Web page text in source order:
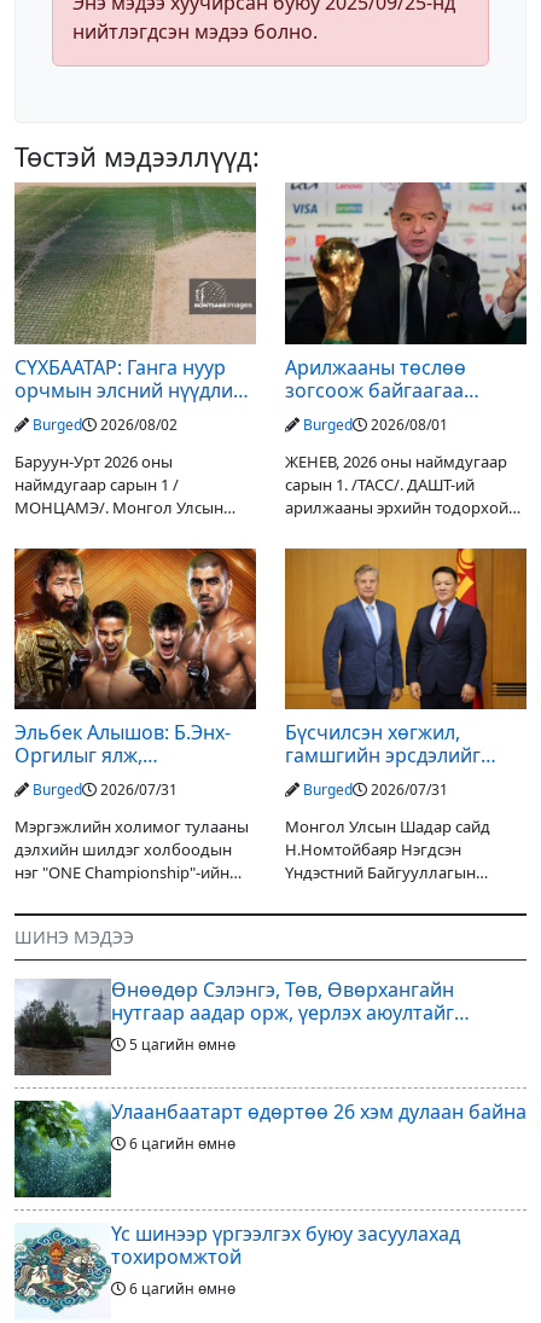
нийтлэгдсэн мэдээ болно.
Төстэй мэдээллүүд:
СҮХБААТАР: Ганга нуур
орчмын элсний нүүдлийг
зогсоох туршилтын ажил
үр дүнгээ өгч эхэлжээ
Burged 2026/08/02
Баруун-Урт 2026 оны
наймдугаар сарын 1 /
МОНЦАМЭ/. Монгол Улсын
Дарьгангын Ганга нуурыг
сэргээн, хамгаалах төслийг
улсын төсвийн хөрөнгө
оруулалтаар хийж буй.
Төслийн
Арилжааны төслөө
зогсоож байгаагаа
Ж.Инфантино мэдэгдэв
Burged 2026/08/01
ЖЕНЕВ, 2026 оны наймдугаар
сарын 1. /ТАСС/. ДАШТ-ий
арилжааны эрхийн тодорхой
оруулагчдад худалдах
төслөөсөө татгалзахаар
шийдвэрлэснээ ФИФА-гийн
ерөнхийлөгч Жанни
Эльбек Алышов: Б.Энх-
Оргилыг ялж,
гэрийнхэндээ байшин
авч өгнө
Burged 2026/07/31
Мэргэжлийн холимог тулааны
дэлхийн шилдэг холбоодын
нэг "ONE Championship"-ийн
өнөөдөр/2026.07.31/ болно. Энэ
өдөрлөгийн оргил тулааны
эзэд нь бантам жингийн аварга
Бүсчилсэн хөгжил,
гамшгийн эрсдэлийг
бууруулах чиглэлээр
НҮБ-тай хамтын
ажиллагаагаа
өргөжүүлэхээр санал
солилцлоо
Burged 2026/07/31
Монгол Улсын Шадар сайд
Н.Номтойбаяр Нэгдсэн
Үндэстний Байгууллагын
Хиердэнийг хүлээн авч уулзан,
ажиллагааны өнөөгийн байдал
болон цаашдын
ШИНЭ МЭДЭЭ
Өнөөдөр Сэлэнгэ, Төв, Өвөрхангайн
нутгаар аадар орж, үерлэх аюултайг
анхааруулав
5 цагийн өмнө
Улаанбаатарт өдөртөө 26 хэм дулаан байна
6 цагийн өмнө
Үс шинээр үргээлгэх буюу засуулахад
тохиромжтой
6 цагийн өмнө